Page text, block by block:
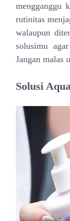
mengganggu
rutinitas
walaupun
solusimu
Jangan malas
Solusi